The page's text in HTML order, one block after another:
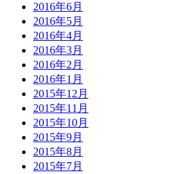
2016年6月
2016年5月
2016年4月
2016年3月
2016年2月
2016年1月
2015年12月
2015年11月
2015年10月
2015年9月
2015年8月
2015年7月